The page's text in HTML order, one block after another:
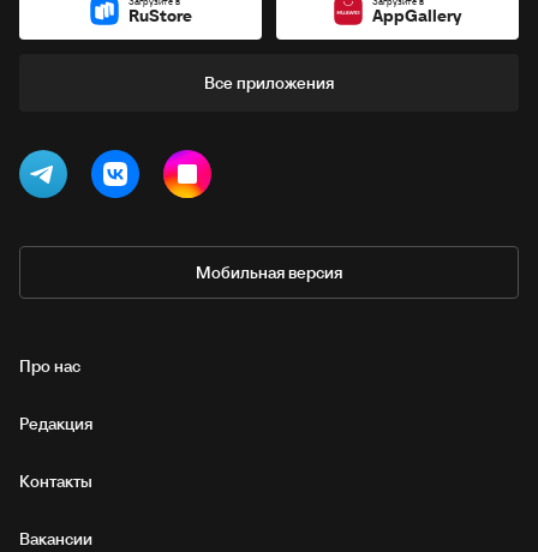
RuStore AppGallery
Все приложения
Мобильная версия
Про нас
Редакция
Контакты
Вакансии